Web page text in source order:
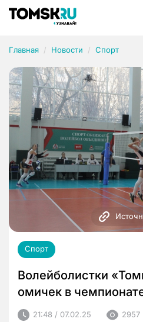
Главная Новости Спорт
Спорт
Волейболистки
омичек в
21:48 / 07.02.25 2957